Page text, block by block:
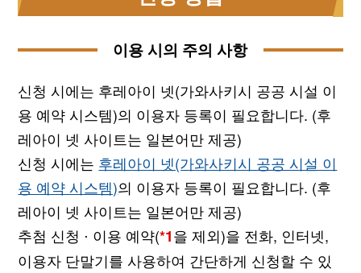
이용 시의 주의 사항
신청 시에는 후레아이 넷(가와사키시 공공 시설 이
용 예약 시스템)의 이용자 등록이 필요합니다. (후
레아이 넷 사이트는 일본어만 제공)
신청 시에는 후레아이 넷(가와사키시 공공 시설 이
용 예약 시스템)의 이용자 등록이 필요합니다. (후
레아이 넷 사이트는 일본어만 제공)
추첨 신청 ⋅ 이용 예약(*1을 제외)을 전화, 인터넷,
이용자 단말기를 사용하여 간단하게 신청할 수 있